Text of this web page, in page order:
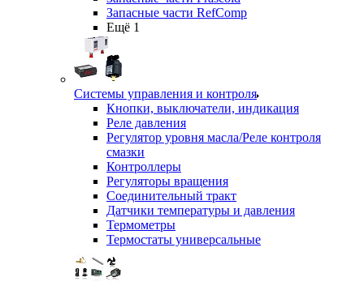
Запасные части RefComp
Ещё 1
Системы управления и контроля
Кнопки, выключатели, индикация
Реле давления
Регулятор уровня масла/Реле контроля
смазки
Контроллеры
Регуляторы вращения
Соединительный тракт
Датчики температуры и давления
Термометры
Термостаты универсальные